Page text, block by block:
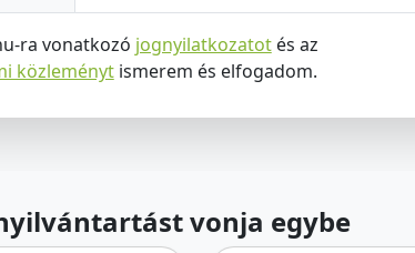
ra vonatkozó jognyilatkozatotés az
közleménytismerem és elfogadom.
vonja egybe